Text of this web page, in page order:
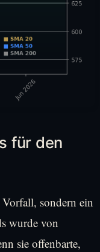
für den
sondern ein
wurde von
sie offenbarte,